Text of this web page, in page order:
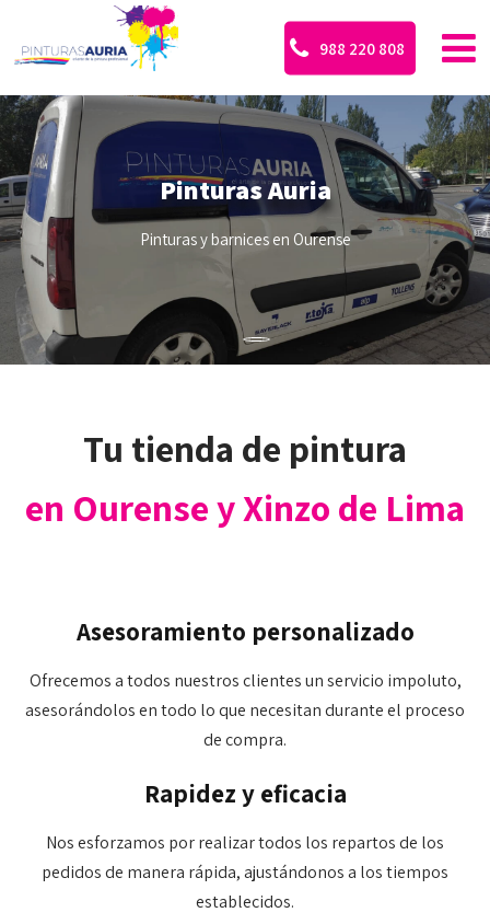
988 220 808
Pinturas Auria
Pinturas y barnices en Ourense
Tu tienda de pintura
en Ourense y Xinzo de Lima
Asesoramiento personalizado
Ofrecemos a todos nuestros clientes un servicio impoluto,
asesorándolos en todo lo que necesitan durante el proceso
de compra.
Rapidez y eficacia
Nos esforzamos por realizar todos los repartos de los
pedidos de manera rápida, ajustándonos a los tiempos
establecidos.